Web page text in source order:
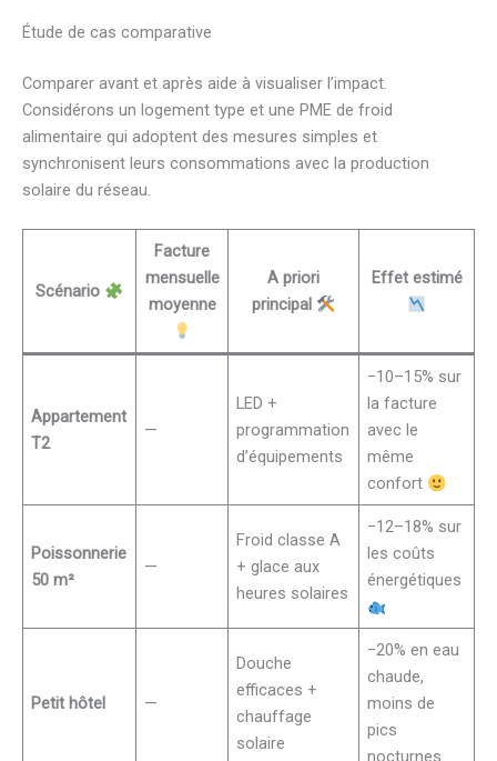
Étude de cas comparative
Comparer avant et après aide à visualiser l’impact.
Considérons un logement type et une PME de froid
alimentaire qui adoptent des mesures simples et
synchronisent leurs consommations avec la production
solaire du réseau.
Scénario
Facture
mensuelle
moyenne
A priori
principal
Effet estimé
Appartement
T2
—
LED +
programmation
d’équipements
−10–15% sur
la facture
avec le
même
confort
Poissonnerie
50 m²
—
Froid classe A
+ glace aux
heures solaires
−12–18% sur
les coûts
énergétiques
Petit hôtel —
Douche
efficaces +
chauffage
solaire
−20% en eau
chaude,
moins de
pics
nocturnes